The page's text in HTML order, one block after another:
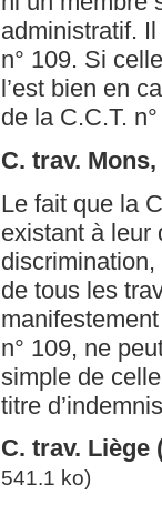
administratif. Il
n° 109. Si
l’est bien en
de la C.C.T.
C. trav.
Le fait que la
existant à leur
de tous les
n° 109, ne
simple de
titre
C. trav. Liège
541.1 ko)